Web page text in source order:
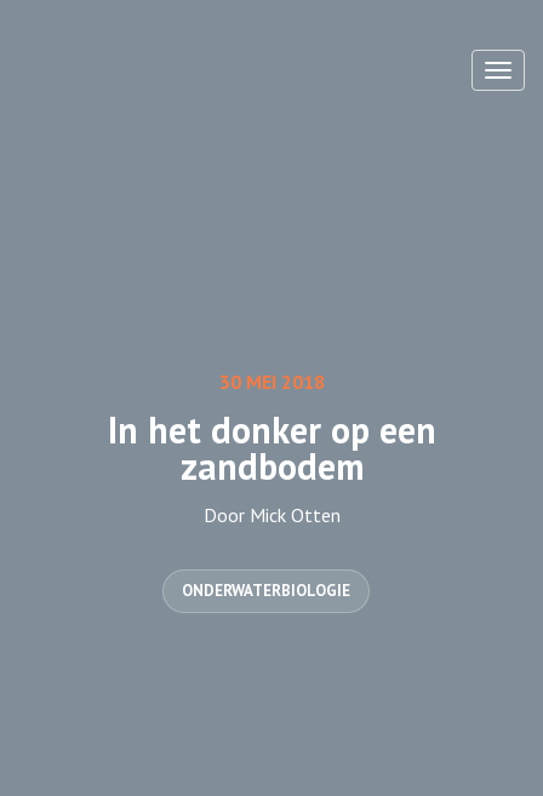
30 MEI 2018
In het donker op een
zandbodem
Door Mick Otten
ONDERWATERBIOLOGIE